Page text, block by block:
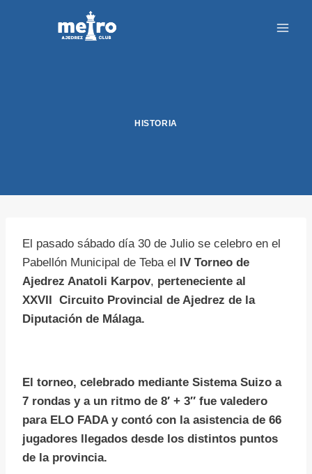
HISTORIA
El pasado sábado día 30 de Julio se celebro en el
Pabellón Municipal de Teba el IV Torneo de
Ajedrez Anatoli Karpov, perteneciente al
XXVII Circuito Provincial de Ajedrez de la
Diputación de Málaga.
El torneo, celebrado mediante Sistema Suizo a
7 rondas y a un ritmo de 8′ + 3″ fue valedero
para ELO FADA y contó con la asistencia de 66
jugadores llegados desde los distintos puntos
de la provincia.